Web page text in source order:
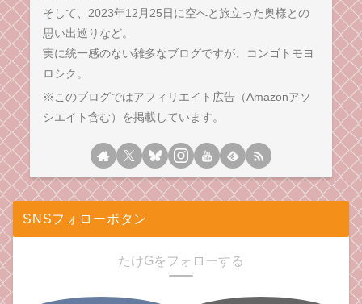
そして、2023年12月25日に空へと旅立った奥様との
思い出巡りなど。
実に統一感のない雑多なブログですが、コンゴトモヨ
ロシク。
※このブログではアフィリエイト広告（Amazonアソ
シエイト含む）を掲載しています。
SNSフォローボタン
たけGをフォローする